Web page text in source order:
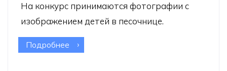
На конкурс принимаются фотографии с
изображением детей в песочнице.
Подробнее о Фотоконкурс «Детки в песочнице»